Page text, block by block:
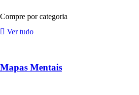
Compre por categoria
Ver tudo
Mapas Mentais